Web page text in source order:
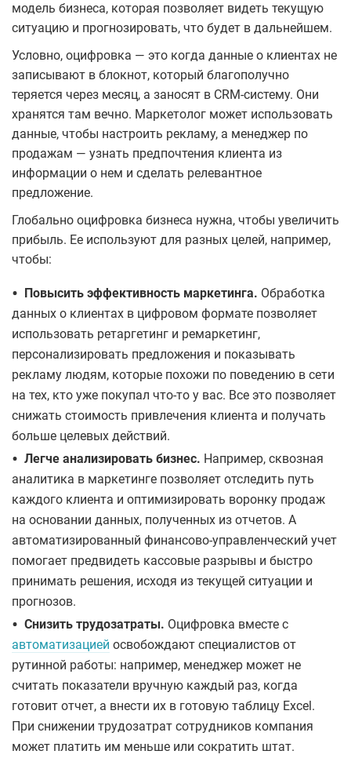
модель бизнеса, которая позволяет видеть текущую
ситуацию и прогнозировать, что будет в дальнейшем.
Условно, оцифровка — это когда данные о клиентах не
записывают в блокнот, который благополучно
теряется через месяц, а заносят в CRM-систему. Они
хранятся там вечно. Маркетолог может использовать
данные, чтобы настроить рекламу, а менеджер по
продажам — узнать предпочтения клиента из
информации о нем и сделать релевантное
предложение.
Глобально оцифровка бизнеса нужна, чтобы увеличить
прибыль. Ее используют для разных целей, например,
чтобы:
• Повысить эффективность маркетинга. Обработка
данных о клиентах в цифровом формате позволяет
использовать ретаргетинг и ремаркетинг,
персонализировать предложения и показывать
рекламу людям, которые похожи по поведению в сети
на тех, кто уже покупал что-то у вас. Все это позволяет
снижать стоимость привлечения клиента и получать
больше целевых действий.
• Легче анализировать бизнес. Например, сквозная
аналитика в маркетинге позволяет отследить путь
каждого клиента и оптимизировать воронку продаж
на основании данных, полученных из отчетов. А
автоматизированный финансово-управленческий учет
помогает предвидеть кассовые разрывы и быстро
принимать решения, исходя из текущей ситуации и
прогнозов.
• Снизить трудозатраты. Оцифровка вместе с
автоматизацией освобождают специалистов от
рутинной работы: например, менеджер может не
считать показатели вручную каждый раз, когда
готовит отчет, а внести их в готовую таблицу Excel.
При снижении трудозатрат сотрудников компания
может платить им меньше или сократить штат.